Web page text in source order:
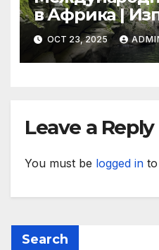
в Африка |
агенция за
малките и
предприятия
OCT 23, 2025
Leave a Reply
You must be logged in
Search